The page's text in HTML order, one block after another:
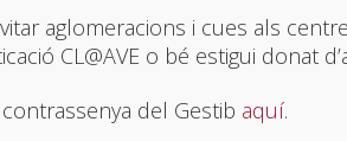
aglomeracions i cues als
CL@AVE o bé estigui donat
del Gestib aquí.